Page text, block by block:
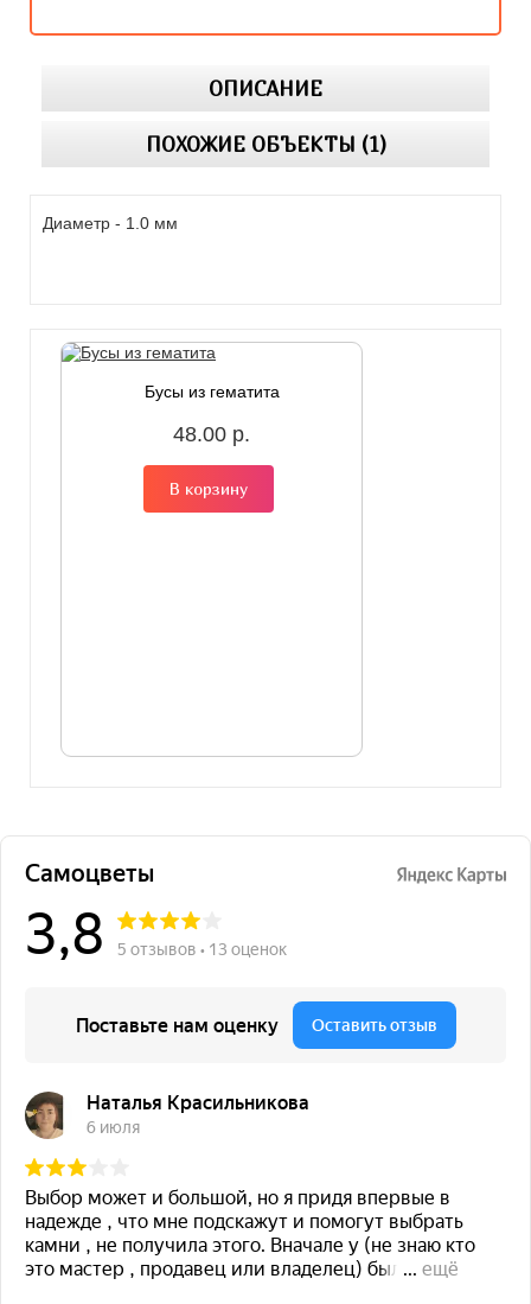
ОПИСАНИЕ
ПОХОЖИЕ ОБЪЕКТЫ (1)
Диаметр - 1.0 мм
Бусы из гематита
48.00 р.
В корзину